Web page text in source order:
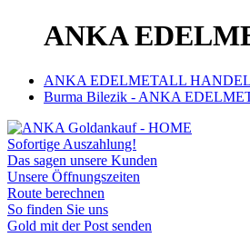
ANKA
ANKA EDELMETALL
Burma Bilezik - ANKA
Sofortige Auszahlung!
Das sagen unsere Kunden
Unsere Öffnungszeiten
Route berechnen
So finden Sie uns
Gold mit der Post senden